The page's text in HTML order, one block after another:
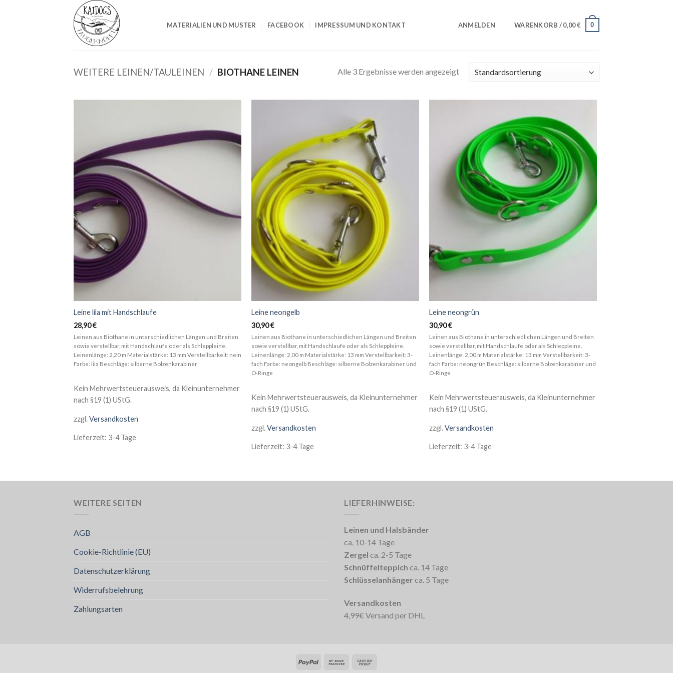
MATERIALIEN UND MUSTER FACEBOOK IMPRESSUM UND KONTAKT ANMELDEN WARENKORB /0,00€ 0
WEITERE LEINEN/TAULEINEN / BIOTHANE LEINEN Alle 3 Ergebnisse werden angezeigt
Leine lila mit Handschlaufe
28,90€
Leinen aus Biothane in unterschiedlichen Längen und Breiten
sowie verstellbar, mit Handschlaufe oder als Schleppleine.
Leinenlänge: 2,20 m Materialstärke: 13 mm Verstellbarkeit: nein
Farbe: lila Beschläge: silberne Bolzenkarabiner
Kein Mehrwertsteuerausweis, da Kleinunternehmer
nach §19 (1) UStG.
zzgl.Versandkosten
Lieferzeit: 3-4 Tage
Leine neongelb
30,90€
Leinen aus Biothane in unterschiedlichen Längen und Breiten
sowie verstellbar, mit Handschlaufe oder als Schleppleine.
Leinenlänge: 2,00 m Materialstärke: 13 mm Verstellbarkeit: 3-
fach Farbe: neongelb Beschläge: silberne Bolzenkarabiner und
O-Ringe
Kein Mehrwertsteuerausweis, da Kleinunternehmer
nach §19 (1) UStG.
zzgl.Versandkosten
Lieferzeit: 3-4 Tage
Leine neongrün
30,90€
Leinen aus Biothane in unterschiedlichen Längen und Breiten
sowie verstellbar, mit Handschlaufe oder als Schleppleine.
Leinenlänge: 2,00 m Materialstärke: 13 mm Verstellbarkeit: 3-
fach Farbe: neongrün Beschläge: silberne Bolzenkarabiner und
O-Ringe
Kein Mehrwertsteuerausweis, da Kleinunternehmer
nach §19 (1) UStG.
zzgl.Versandkosten
Lieferzeit: 3-4 Tage
WEITERE SEITEN
AGB
Cookie-Richtlinie (EU)
Datenschutzerklärung
Widerrufsbelehrung
Zahlungsarten
LIEFERHINWEISE:
Leinen und Halsbänder
ca. 10-14 Tage
Zergel ca. 2-5 Tage
Schnüffelteppich ca. 14 Tage
Schlüsselanhänger ca. 5 Tage
Versandkosten
4,99€ Versand per DHL
PayPal
Bank